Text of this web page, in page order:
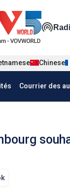
Đa
Chinese
tiếng
Courrier des
Pháp